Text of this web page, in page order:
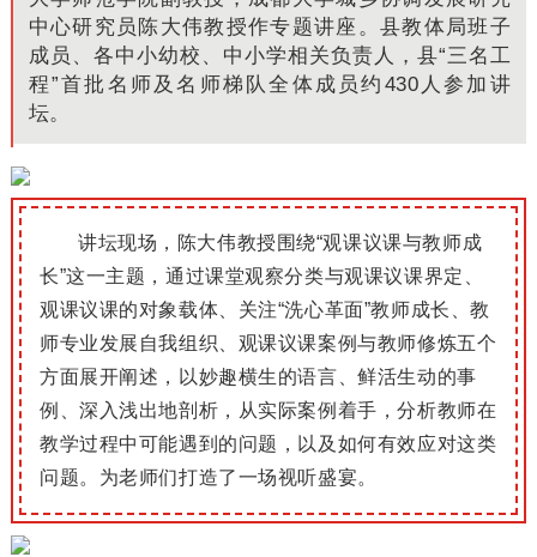
中心研究员陈大伟教授作专题讲座。县教体局班子
成员、各中小幼校、中小学相关负责人，县“三名工
程”首批名师及名师梯队全体成员约430人参加讲
坛。
讲坛现场，陈大伟教授围绕“观课议课与教师成
长”这一主题，通过课堂观察分类与观课议课界定、
观课议课的对象载体、关注“洗心革面”教师成长、教
师专业发展自我组织、观课议课案例与教师修炼五个
方面展开阐述，以妙趣横生的语言、鲜活生动的事
例、深入浅出地剖析，从实际案例着手，分析教师在
教学过程中可能遇到的问题，以及如何有效应对这类
问题。 为老师们打造了一场视听盛宴。